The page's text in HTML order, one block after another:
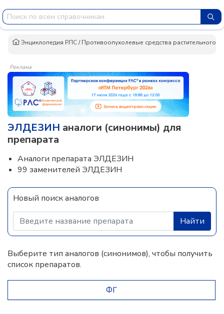
Энциклопедия РЛС/Противоопухолевые средства растительного
Реклама
ЭЛДЕЗИН аналоги (синонимы) для
препарата
Аналоги препарата ЭЛДЕЗИН
99 заменителей ЭЛДЕЗИН
Новый поиск аналогов
Найти
Выберите тип аналогов (синонимов), чтобы получить
список препаратов.
ФГ